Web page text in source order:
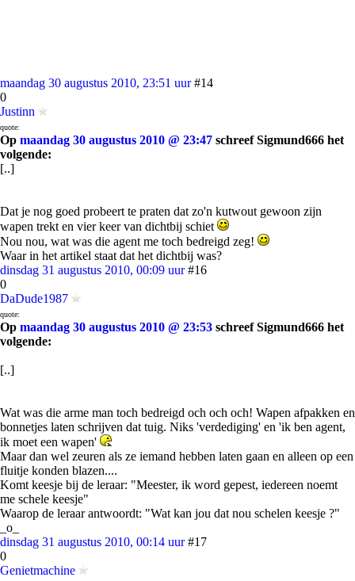
maandag 30 augustus 2010, 23:51 uur #14
0
Justinn
quote:
Op maandag 30 augustus 2010 @ 23:47 schreef Sigmund666 het
volgende:
[..]
Dat je nog goed probeert te praten dat zo'n kutwout gewoon zijn
wapen trekt en vier keer van dichtbij schiet
Nou nou, wat was die agent me toch bedreigd zeg!
Waar in het artikel staat dat het dichtbij was?
dinsdag 31 augustus 2010, 00:09 uur #16
0
DaDude1987
quote:
Op maandag 30 augustus 2010 @ 23:53 schreef Sigmund666 het
volgende:
[..]
Wat was die arme man toch bedreigd och och och! Wapen afpakken en
bonnetjes laten schrijven dat tuig. Niks 'verdediging' en 'ik ben agent,
ik moet een wapen'
Maar dan wel zeuren als ze iemand hebben laten gaan en alleen op een
fluitje konden blazen....
Komt keesje bij de leraar: "Meester, ik word gepest, iedereen noemt
me schele keesje"
Waarop de leraar antwoordt: "Wat kan jou dat nou schelen keesje ?"
_o_
dinsdag 31 augustus 2010, 00:14 uur #17
0
Genietmachine